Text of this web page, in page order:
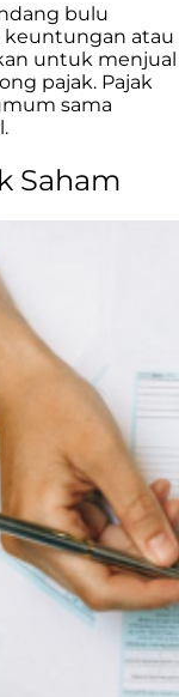
bulu
keuntungan atau
untuk menjual
pajak. Pajak
sama
Saham